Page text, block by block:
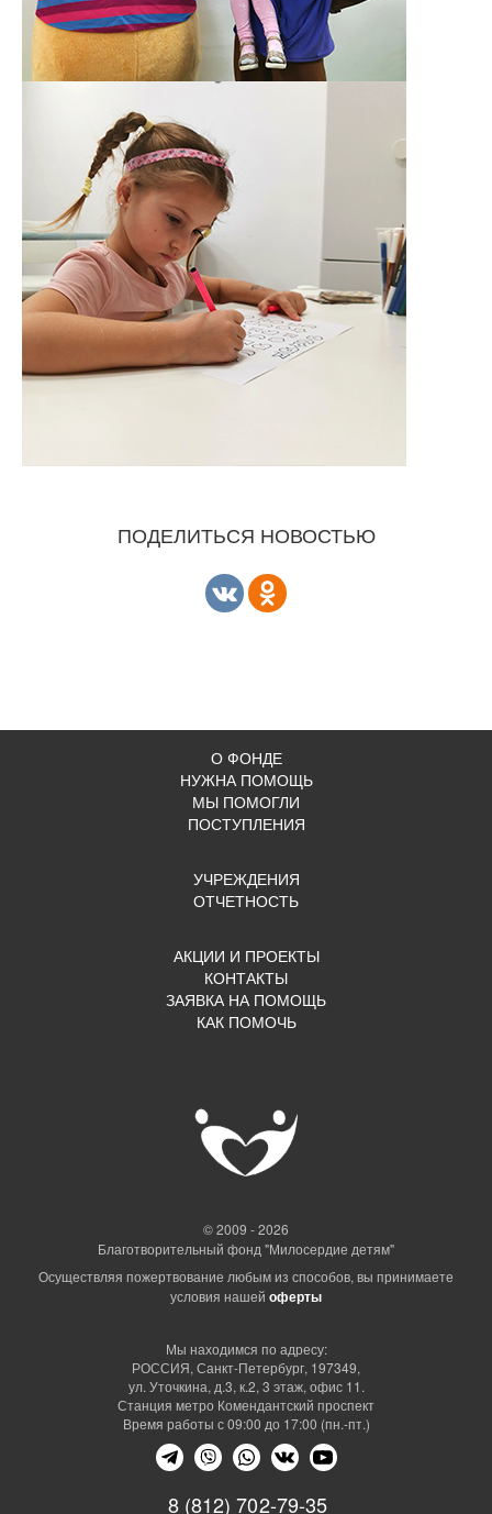
ПОДЕЛИТЬСЯ НОВОСТЬЮ
О ФОНДЕ
НУЖНА ПОМОЩЬ
МЫ ПОМОГЛИ
ПОСТУПЛЕНИЯ
УЧРЕЖДЕНИЯ
ОТЧЕТНОСТЬ
АКЦИИ И ПРОЕКТЫ
КОНТАКТЫ
ЗАЯВКА НА ПОМОЩЬ
КАК ПОМОЧЬ
© 2009 - 2026
Благотворительный фонд "Милосердие детям"
Осуществляя пожертвование любым из способов, вы принимаете
условия нашей оферты
8 (812) 702-79-35
Мы находимся по адресу:
РОССИЯ, Санкт-Петербург, 197349,
ул. Уточкина, д.3, к.2, 3 этаж, офис 11.
Станция метро Комендантский проспект
Время работы с 09:00 до 17:00 (пн.-пт.)